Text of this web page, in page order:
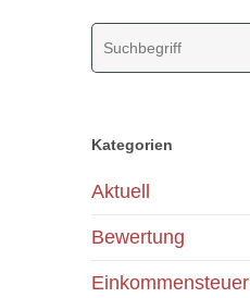
Kategorien
Aktuell
Bewertung
Einkommensteuer